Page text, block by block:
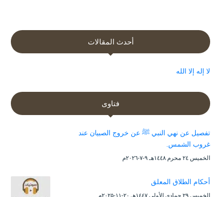
أحدث المقالات
لا إله إلا الله
فتاوى
تفصيل عن نهي النبي ﷺ عن خروج الصبيان عند
غروب الشمس.
الخميس ۲٤ محرم ۱٤٤۸هـ ۹-۷-۲۰۲٦م
أحكام الطلاق المعلق
الخميس ۲۹ جمادى الأولى ۱٤٤۷هـ ۲۰-۱۱-۲۰۲۵م